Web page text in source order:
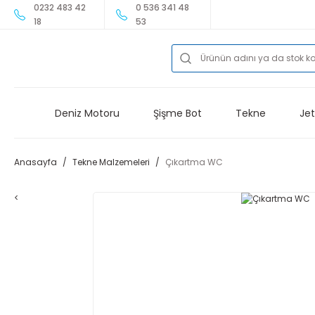
0232 483 42
18
0 536 341 48
53
Deniz Motoru Şişme Bot Tekne
Anasayfa Tekne Malzemeleri Çıkartma WC
<